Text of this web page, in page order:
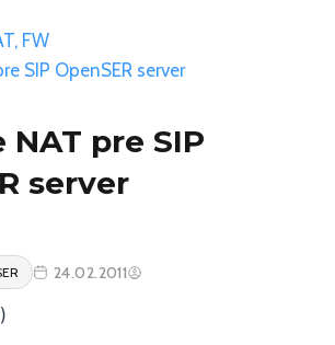
FW
SIP OpenSER server
NAT pre SIP
server
24.02.2011
)